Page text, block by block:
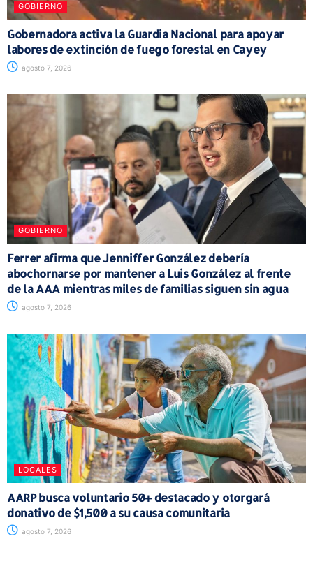
GOBIERNO
Gobernadora activa la Guardia Nacional para apoyar
labores de extinción de fuego forestal en Cayey
agosto 7, 2026
GOBIERNO
Ferrer afirma que Jenniffer González debería
abochornarse por mantener a Luis González al frente
de la AAA mientras miles de familias siguen sin agua
agosto 7, 2026
LOCALES
AARP busca voluntario 50+ destacado y otorgará
donativo de $1,500 a su causa comunitaria
agosto 7, 2026